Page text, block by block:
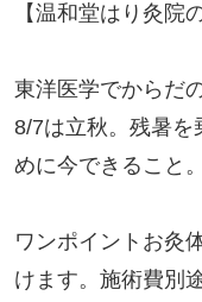
【温和堂はり灸院
東洋医学でからだ
8/7は立秋。残暑を
めに今できること。
ワンポイントお灸